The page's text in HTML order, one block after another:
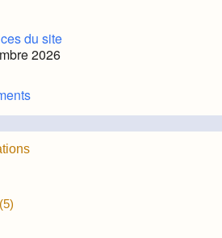
du site
2026
(5)